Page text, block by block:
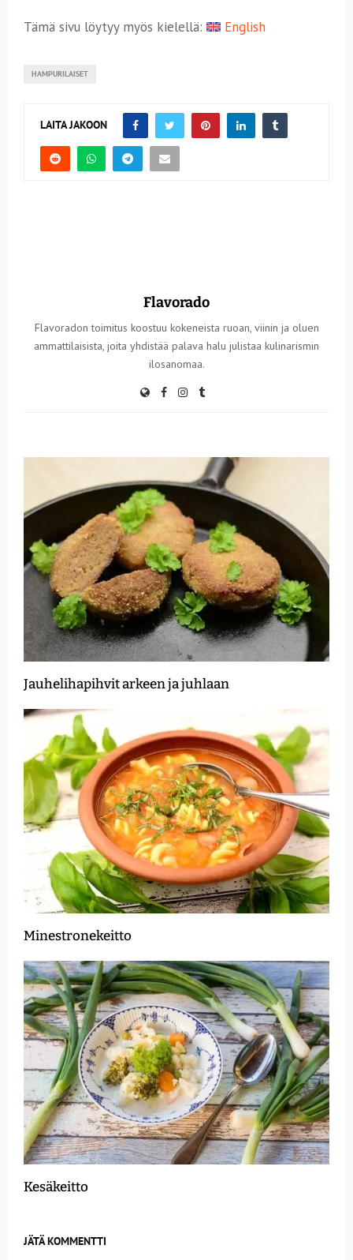
Tämä sivu löytyy myös kielellä: English
HAMPURILAISET
LAITA JAKOON
Flavorado
Flavoradon toimitus koostuu kokeneista ruoan, viinin ja oluen
ammattilaisista, joita yhdistää palava halu julistaa kulinarismin
ilosanomaa.
Jauhelihapihvit arkeen ja juhlaan
Minestronekeitto
Kesäkeitto
JÄTÄ KOMMENTTI